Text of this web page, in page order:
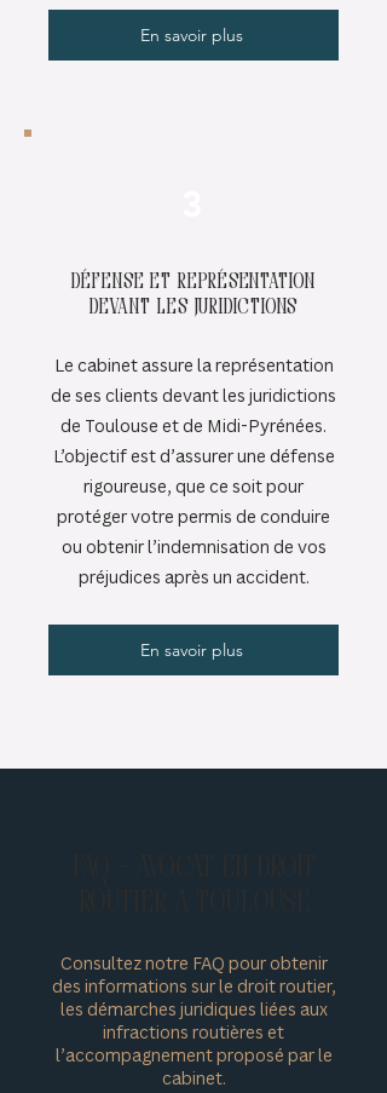
En savoir plus
Défense et représentation
devant les juridictions
Le cabinet assure la représentation
de ses clients devant les juridictions
de Toulouse et de Midi-Pyrénées.
L’objectif est d’assurer une défense
rigoureuse, que ce soit pour
protéger votre permis de conduire
ou obtenir l’indemnisation de vos
préjudices après un accident.
En savoir plus
Consultez notre FAQ pour obtenir
des informations sur le droit routier,
les démarches juridiques liées aux
infractions routières et
l’accompagnement proposé par le
cabinet.